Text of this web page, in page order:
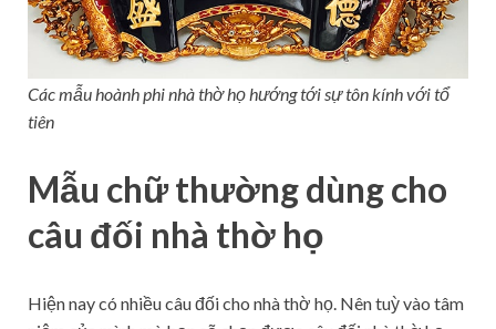
Các mẫu hoành phi nhà thờ họ hướng tới sự tôn kính với tổ
tiên
Mẫu chữ thường dùng cho
câu đối nhà thờ họ
Hiện nay có nhiều câu đối cho nhà thờ họ. Nên tuỳ vào tâm